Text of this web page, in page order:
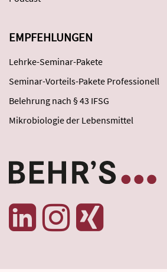
EMPFEHLUNGEN
Lehrke-Seminar-Pakete
Seminar-Vorteils-Pakete Professionell
Belehrung nach § 43 IFSG
Mikrobiologie der Lebensmittel